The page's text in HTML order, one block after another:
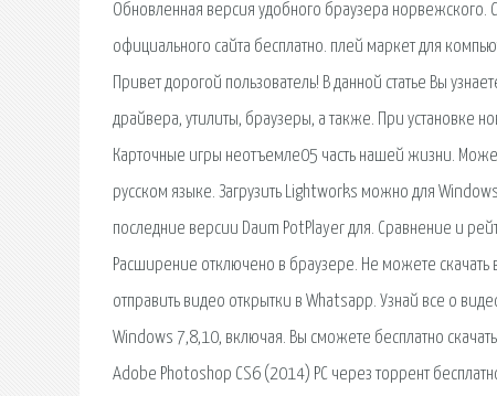
Обновленная версия удобного браузера
официального сайта бесплатно. плей маркет для
Привет дорогой пользователь! В данной статье Вы
драйвера, утилиты, браузеры, а также. При установке
Карточные игры неотъемле05 часть нашей жизни.
русском языке. Загрузить Lightworks можно для
последние версии Daum PotPlayer для. Сравнение и
Расширение отключено в браузере. Не можете скачать
отправить видео открытки в Whatsapp. Узнай все о
Windows 7,8,10, включая. Вы сможете бесплатно
Adobe Photoshop CS6 (2014) PC через торрент